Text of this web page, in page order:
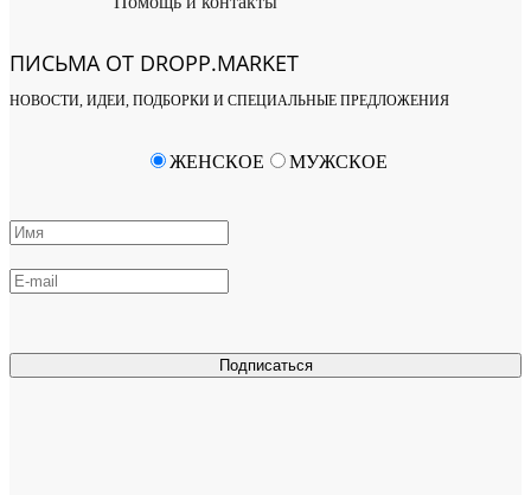
ПИСЬМА ОТ DROPP.MARKET
НОВОСТИ, ИДЕИ, ПОДБОРКИ И СПЕЦИАЛЬНЫЕ ПРЕДЛОЖЕНИЯ
Подписаться
ЖЕНСКОЕ МУЖСКОЕ